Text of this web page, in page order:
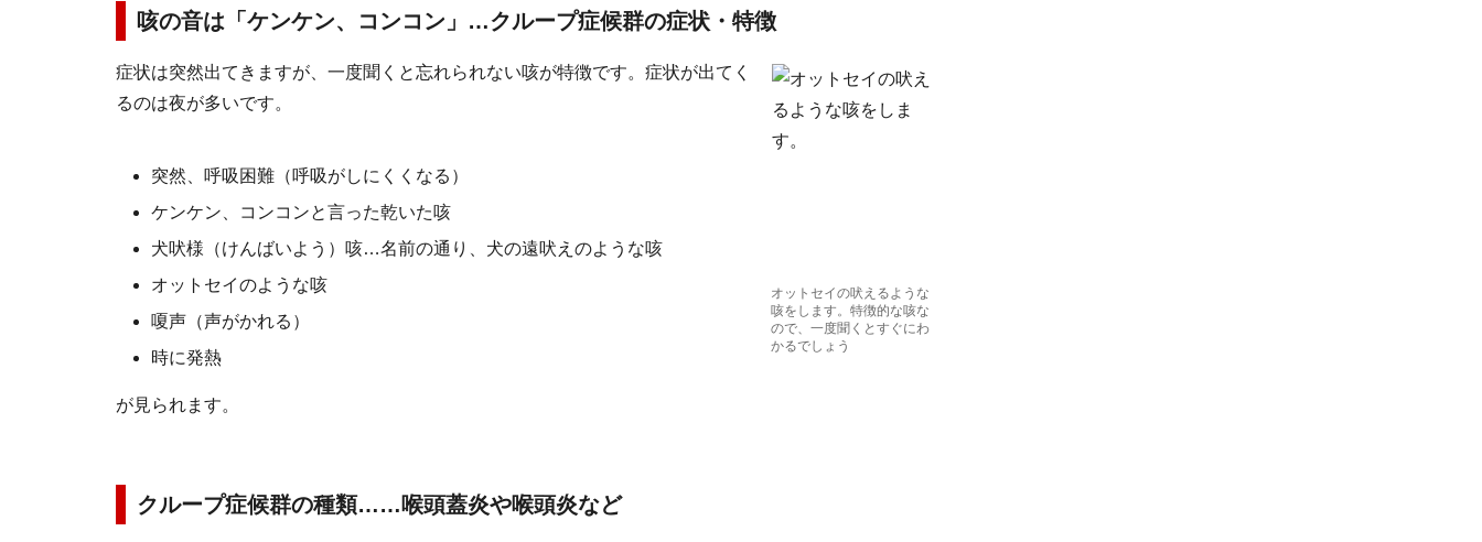
咳の音は「ケンケン、コンコン」…クループ症候群の症状・特徴
オットセイの吠えるような
咳をします。特徴的な咳な
ので、一度聞くとすぐにわ
かるでしょう
症状は突然出てきますが、一度聞くと忘れられない咳が特徴です。症状が出てく
るのは夜が多いです。
突然、呼吸困難（呼吸がしにくくなる）
ケンケン、コンコンと言った乾いた咳
犬吠様（けんばいよう）咳…名前の通り、犬の遠吠えのような咳
オットセイのような咳
嗄声（声がかれる）
時に発熱
が見られます。
クループ症候群の種類……喉頭蓋炎や喉頭炎など